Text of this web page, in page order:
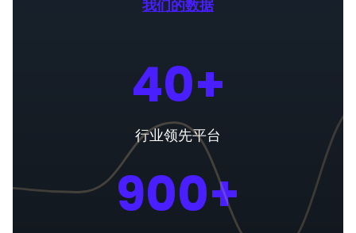
我们的数据
40+
行业领先平台
900+